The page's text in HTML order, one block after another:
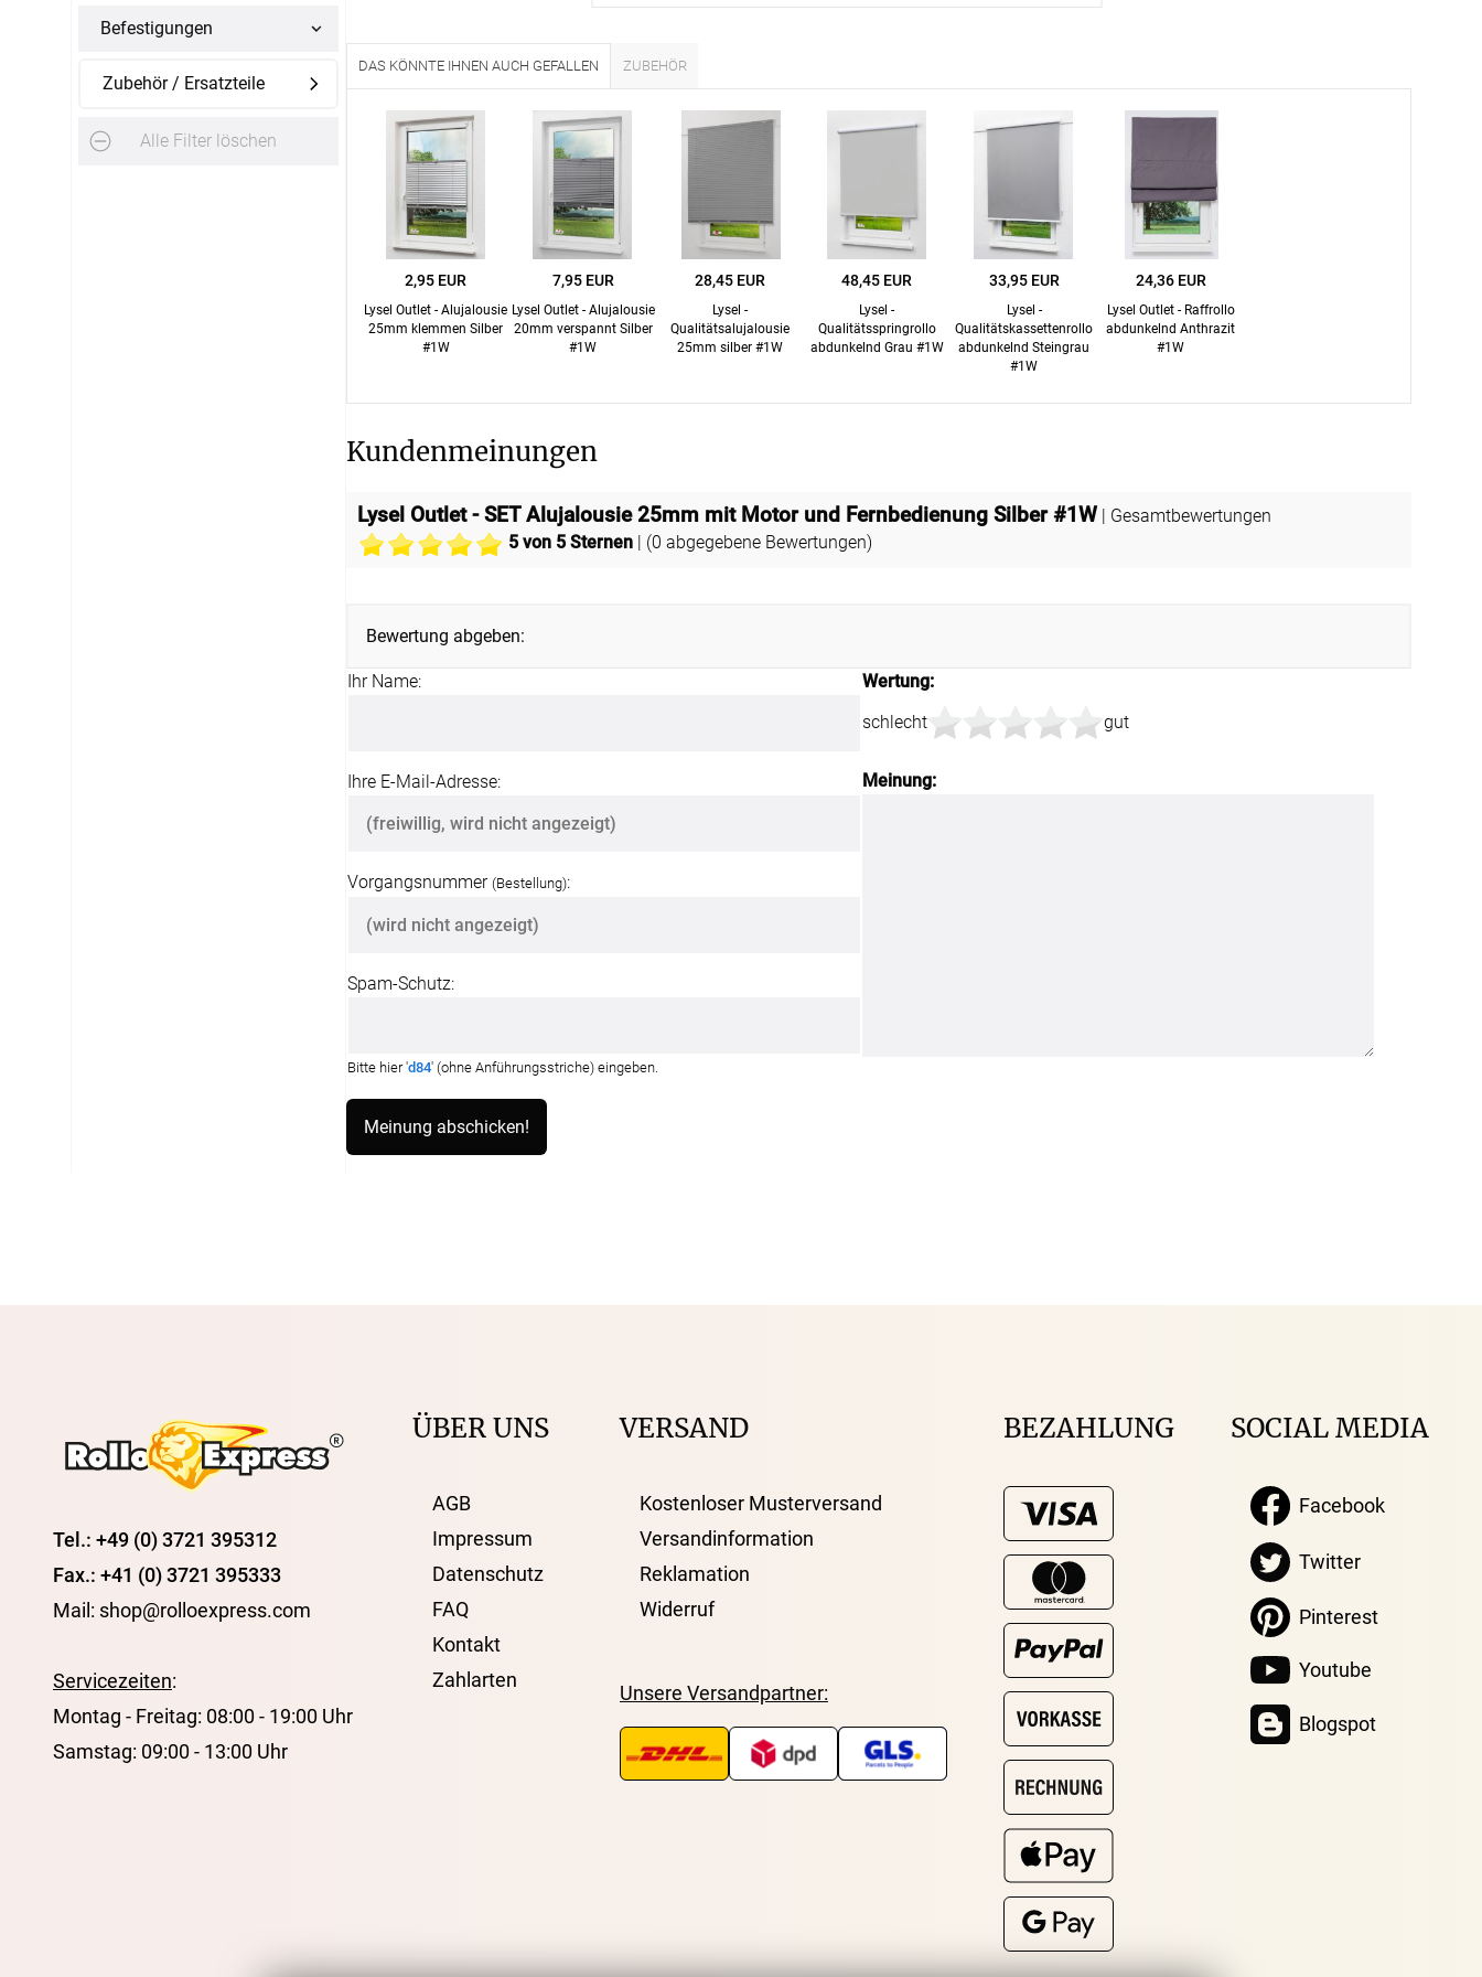
Tel.: +49 (0) 3721 395312
Mail: shop@rolloexpress.com
AGB
Impressum
Datenschutz
FAQ
Kontakt
Zahlarten
Versandinformation
Reklamation
Unsere Versandpartner:
Befestigungen
Zubehör / Ersatzteile
Alle Filter löschen
DAS KÖNNTE IHNEN AUCH GEFALLEN ZUBEHÖR
2,95 EUR
Lysel Outlet - Alujalousie
25mm klemmen Silber
#1W
7,95 EUR
Lysel Outlet - Alujalousie
20mm verspannt Silber
#1W
28,45 EUR
Lysel -
Qualitätsalujalousie
25mm silber #1W
48,45 EUR
Lysel -
Qualitätsspringrollo
abdunkelnd Grau #1W
33,95 EUR
Lysel -
Qualitätskassettenrollo
abdunkelnd Steingrau
#1W
24,36 EUR
Lysel Outlet - Raffrollo
abdunkelnd Anthrazit
#1W
Kundenmeinungen
Lysel Outlet - SET Alujalousie 25mm mit Motor und Fernbedienung Silber #1W| Gesamtbewertungen
5von 5 Sternen | (0 abgegebene Bewertungen)
Bewertung abgeben:
Wertung:
schlecht
gut
Meinung:
Ihr Name:
Ihre E-Mail-Adresse:
Vorgangsnummer (Bestellung):
Spam-Schutz:
Bitte hier 'd84' (ohne Anführungsstriche) eingeben.
Tel.: +49 (0) 3721 395312
Fax.: +41 (0) 3721 395333
Mail: shop@rolloexpress.com
Servicezeiten:
Montag - Freitag: 08:00 - 19:00 Uhr
Samstag: 09:00 - 13:00 Uhr
ÜBER UNS
AGB
Impressum
Datenschutz
FAQ
Kontakt
Zahlarten
VERSAND
Kostenloser Musterversand
Versandinformation
Reklamation
Widerruf
Unsere Versandpartner:
BEZAHLUNG SOCIAL MEDIA
Facebook
Twitter
Pinterest
Youtube
Blogspot